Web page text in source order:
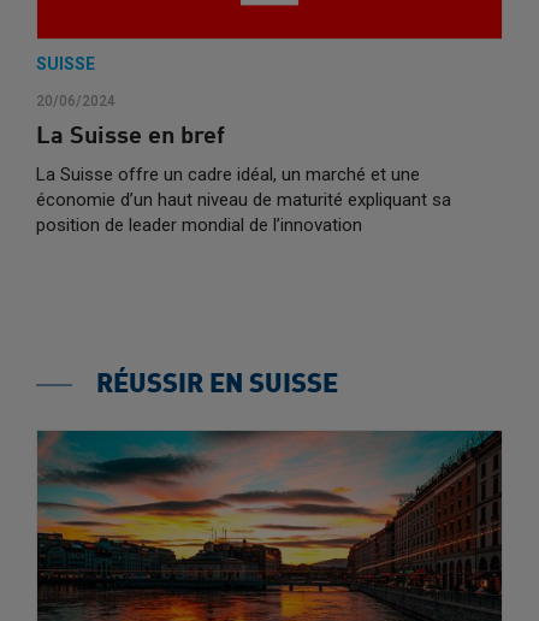
SUISSE
20/06/2024
La Suisse en bref
La Suisse offre un cadre idéal, un marché et une
économie d’un haut niveau de maturité expliquant sa
position de leader mondial de l’innovation
RÉUSSIR EN SUISSE